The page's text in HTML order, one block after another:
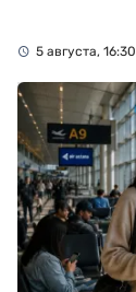
5 августа, 16:30